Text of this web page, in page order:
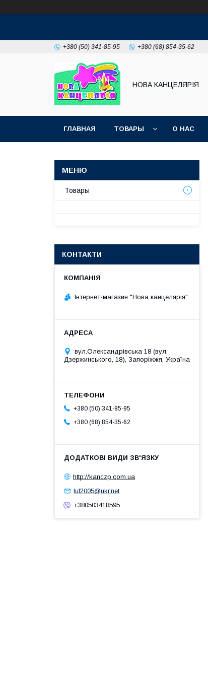
+380 (50) 341-85-95 +380 (68) 854-35-62
НОВА КАНЦЕЛЯРІЯ
ГЛАВНАЯ ТОВАРЫ О НАС
Товары
КОНТАКТИ
Інтернет-магазин "Нова канцелярія"
вул.Олександрівська 18 (вул.
Дзержинського, 18), Запоріжжя, Україна
+380 (50) 341-85-95
+380 (68) 854-35-62
http://kanczp.com.ua
luf2005@ukr.net
+380503418595